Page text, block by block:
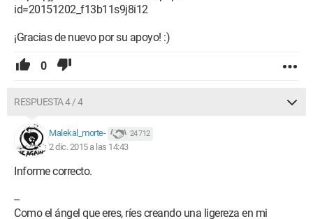
id=20151202_f13b11s9j8i12
¡Gracias de nuevo por su apoyo! :)
0
RESPUESTA 4 / 4
Malekal_morte- 24 712
2 dic. 2015 a las 14:43
Informe correcto.
--
Como el ángel que eres, ríes creando una ligereza en mi